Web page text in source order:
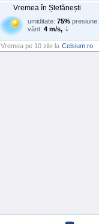
Vremea în Ștefănești
umiditate: 75% presiune:
vânt: 4 m/s,
Vremea pe 10 zile la Celsium.ro